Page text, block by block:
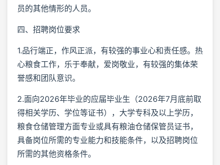
员的其他情形的人员。
四、招聘岗位要求
1.品行端正，作风正派，有较强的事业心和责任感。热
心粮食工作，乐于奉献，爱岗敬业，有较强的集体荣
誉感和团队意识。
2.面向2026年毕业的应届毕业生（2026年7月底前取
得相关学历、学位等证书），大学专科及以上学历，
粮食仓储管理方面专业或具有粮油仓储保管员证书，
具备岗位所需的专业能力和技能条件，以及招聘岗位
所需的其他资格条件。